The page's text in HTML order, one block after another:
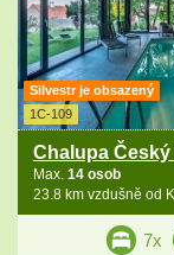
Silvestr je obsazený
1C-109
Chalupa
Max. 14 osob
23.8 km vzdušně od
7x